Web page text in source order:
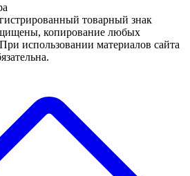
товарный знак
копирование любых
использовании материалов сайта